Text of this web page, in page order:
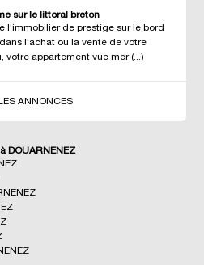
sur le littoral breton
l'immobilier de prestige sur le bord
l'achat ou la vente de votre
votre appartement vue mer (...)
ANNONCES
DOUARNENEZ